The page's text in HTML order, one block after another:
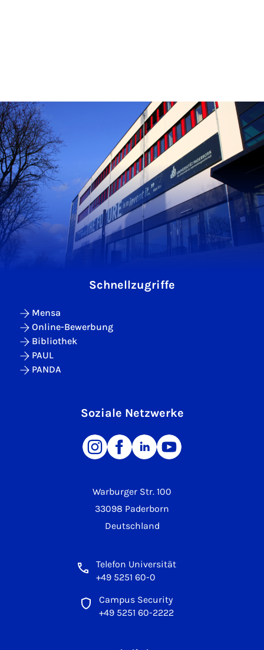
Warburger Str. 100
33098 Paderborn
Deutschland
Telefon Universität
+49 5251 60-0
Campus Security
+49 5251 60-2222
Schnellzugriffe
Mensa
Online-Bewerbung
Bibliothek
PAUL
PANDA
Soziale Netzwerke